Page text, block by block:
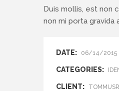
Duis mollis, est non
non mi porta
DATE: 06/14/2015
CATEGORIES:
CLIENT: